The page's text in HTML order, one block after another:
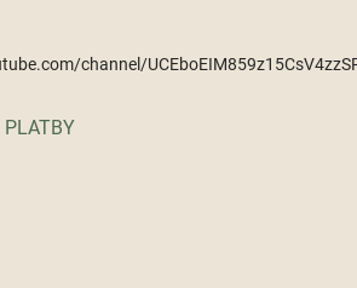
channel/
PLATBY